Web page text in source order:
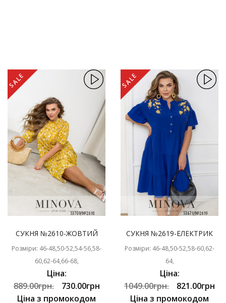
SALE
СУКНЯ №2610-ЖОВТИЙ
Розміри: 46-48,50-52,54-56,58-
60,62-64,66-68,
Ціна:
889.00грн.
730.00грн
Ціна з промокодом
SALE
СУКНЯ №2619-ЕЛЕКТРИК
Розміри: 46-48,50-52,58-60,62-
64,
Ціна:
1049.00грн.
821.00грн
Ціна з промокодом